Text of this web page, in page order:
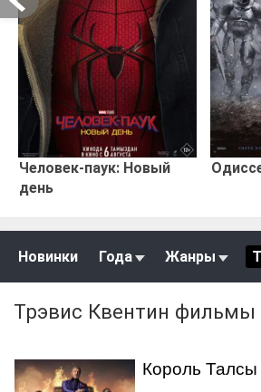
Человек-паук: Новый
день
Новинки Года Жанры
Трэвис Квентин фильмы
Король Талсы